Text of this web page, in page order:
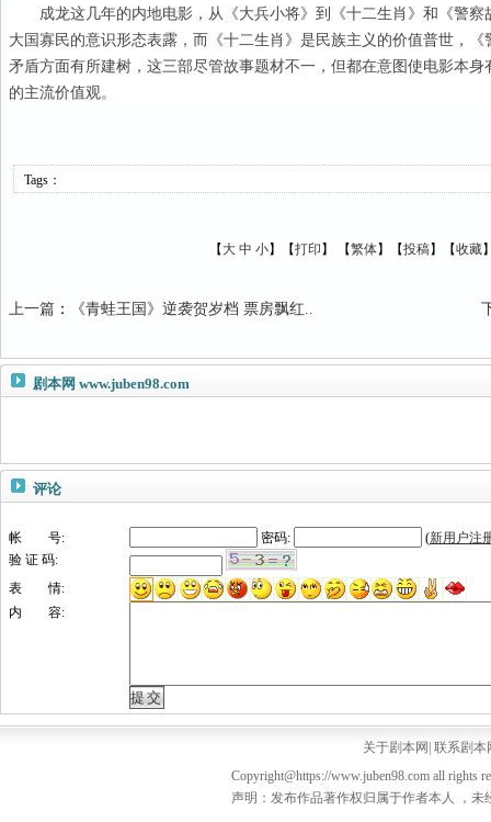
成龙这几年的内地电影，从《大兵小将》到《十二生肖》和《警
大国寡民的意识形态表露，而《十二生肖》是民族主义的价值普世，
矛盾方面有所建树，这三部尽管故事题材不一，但都在意图使电影本
的主流价值观。
Tags：
【 大 中 小】【打印 】 【繁体】【投稿】【收藏
上一篇 ： 《青蛙王国》逆袭贺岁档 票房飘红..
剧本网 www.juben98.com
评论
帐 号: 密码: (新用户注
验 证 码:
表 情:
内 容:
关于剧本网 联系剧本
Copyright@https://www.juben98.com all rights
声明：发布作品著作权归属于作者本人 ，未